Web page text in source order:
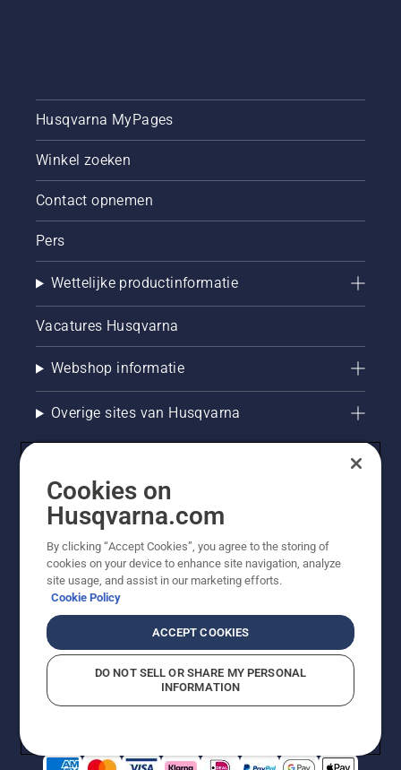
Husqvarna MyPages
Winkel zoeken
Contact opnemen
Pers
Wettelijke productinformatie
Vacatures Husqvarna
Webshop informatie
Overige sites van Husqvarna
© Husqvarna AB (publ). Alle rechten voorbehouden. De
getoonde prijzen zijn consumentenadviesprijzen. Alle
vermelde prijzen zijn adviesverkoopprijzen (incl. BTW),
tenzij het product beschikbaar is voor directe aankoop.
CookiebeleidGebruiksvoorwaarden Privacyverklaring
BedrijfsgegevensReport Suspected Violations
Cookies on
Husqvarna.com
By clicking “Accept Cookies”, you agree to the storing of
cookies on your device to enhance site navigation, analyze
site usage, and assist in our marketing efforts.
Cookie Policy
ACCEPT COOKIES
DO NOT SELL OR SHARE MY PERSONAL
INFORMATION